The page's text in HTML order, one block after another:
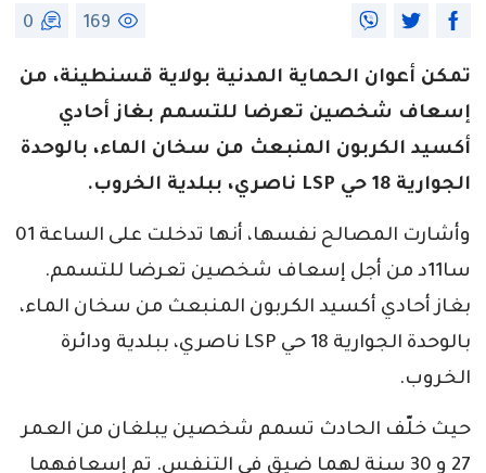
169
0
تمكن أعوان الحماية المدنية بولاية قسنطينة، من
إسعاف شخصين تعرضا للتسمم بغاز أحادي
أكسيد الكربون المنبعث من سخان الماء، بالوحدة
الجوارية 18 حي LSP ناصري، ببلدية الخروب.
وأشارت المصالح نفسها، أنها تدخلت على الساعة 01
سا11د من أجل إسعاف شخصين تعرضا للتسمم.
بغاز أحادي أكسيد الكربون المنبعث من سخان الماء،
بالوحدة الجوارية 18 حي LSP ناصري، ببلدية ودائرة
الخروب.
حيث خلّف الحادث تسمم شخصين يبلغان من العمر
27 و 30 سنة لهما ضيق في التنفس. تم إسعافهما